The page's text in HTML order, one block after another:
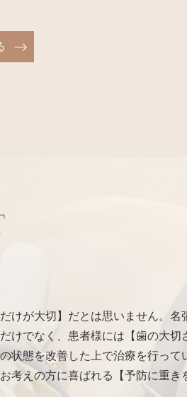
けが大切】だとは思いません。名
けでなく、患者様には【歯の大切
状態を改善した上で治療を行って
考えの方に喜ばれる【予防に重き